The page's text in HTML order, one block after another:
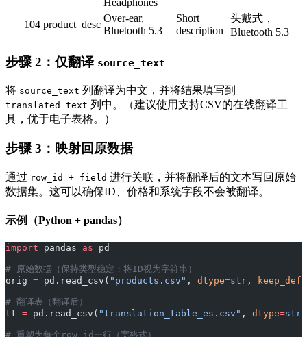
104 product_desc
Over-ear,
Bluetooth 5.3
Short
description
头戴式，
Bluetooth 5.3
步骤 2：仅翻译 source_text
将 source_text 列翻译为中文，并将结果填写到
translated_text 列中。（建议使用支持CSV的在线翻译工
具，优于电子表格。）
步骤 3：映射回原数据
通过 row_id + field 进行关联，并将翻译后的文本写回原始
数据集。这可以确保ID、价格和系统字段不会被翻译。
示例（Python + pandas）
import pandas as pd
# 原始数据（保持类型稳定；将ID视为字符串）
orig = pd.read_csv( "products.csv" , dtype=str ,
# 翻译表（翻译后）
tt = pd.read_csv( "translation_table_es.csv" , dtype=str
# 重塑为每个row_id一行（宽格式）